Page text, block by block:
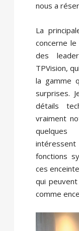
nous a
La
concerne le
des
TPVision,
la gamme
surprises.
détails
vraiment
intéressent
fonctions
ces
qui
comme